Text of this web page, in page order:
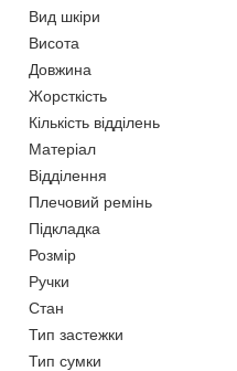
Вид шкіри
Висота
Довжина
Жорсткість
Кількість відділень
Матеріал
Відділення
Плечовий ремінь
Підкладка
Розмір
Ручки
Стан
Тип застежки
Тип сумки